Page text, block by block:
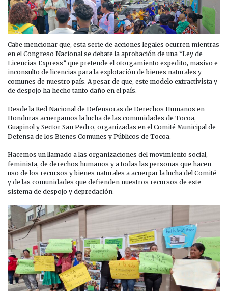
Cabe mencionar que, esta serie de acciones legales ocurren mientras
en el Congreso Nacional se debate la aprobación de una “Ley de
Licencias Express” que pretende el otorgamiento expedito, masivo e
inconsulto de licencias para la explotación de bienes naturales y
comunes de nuestro país. A pesar de que, este modelo extractivista y
de despojo ha hecho tanto daño en el país.
Desde la Red Nacional de Defensoras de Derechos Humanos en
Honduras acuerpamos la lucha de las comunidades de Tocoa,
Guapinol y Sector San Pedro, organizadas en el Comité Municipal de
Defensa de los Bienes Comunes y Públicos de Tocoa.
Hacemos un llamado a las organizaciones del movimiento social,
feminista, de derechos humanos y a todas las personas que hacen
uso de los recursos y bienes naturales a acuerpar la lucha del Comité
y de las comunidades que defienden nuestros recursos de este
sistema de despojo y depredación.